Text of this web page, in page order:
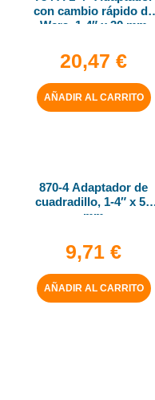
con cambio rápido de
Wera, 1-4″ x 30 mm
20,47 €
AÑADIR AL CARRITO
870-4 Adaptador de
cuadradillo, 1-4″ x 50
mm
9,71 €
AÑADIR AL CARRITO